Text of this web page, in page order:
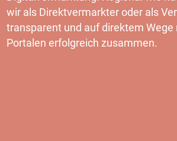
wir als Direktvermarkter oder als
transparent und auf direktem Wege
Portalen erfolgreich zusammen.